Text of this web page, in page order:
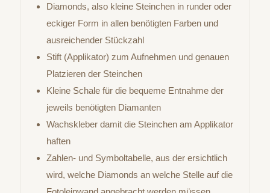
Diamonds, also kleine Steinchen in runder oder
eckiger Form in allen benötigten Farben und
ausreichender Stückzahl
Stift (Applikator) zum Aufnehmen und genauen
Platzieren der Steinchen
Kleine Schale für die bequeme Entnahme der
jeweils benötigten Diamanten
Wachskleber damit die Steinchen am Applikator
haften
Zahlen- und Symboltabelle, aus der ersichtlich
wird, welche Diamonds an welche Stelle auf die